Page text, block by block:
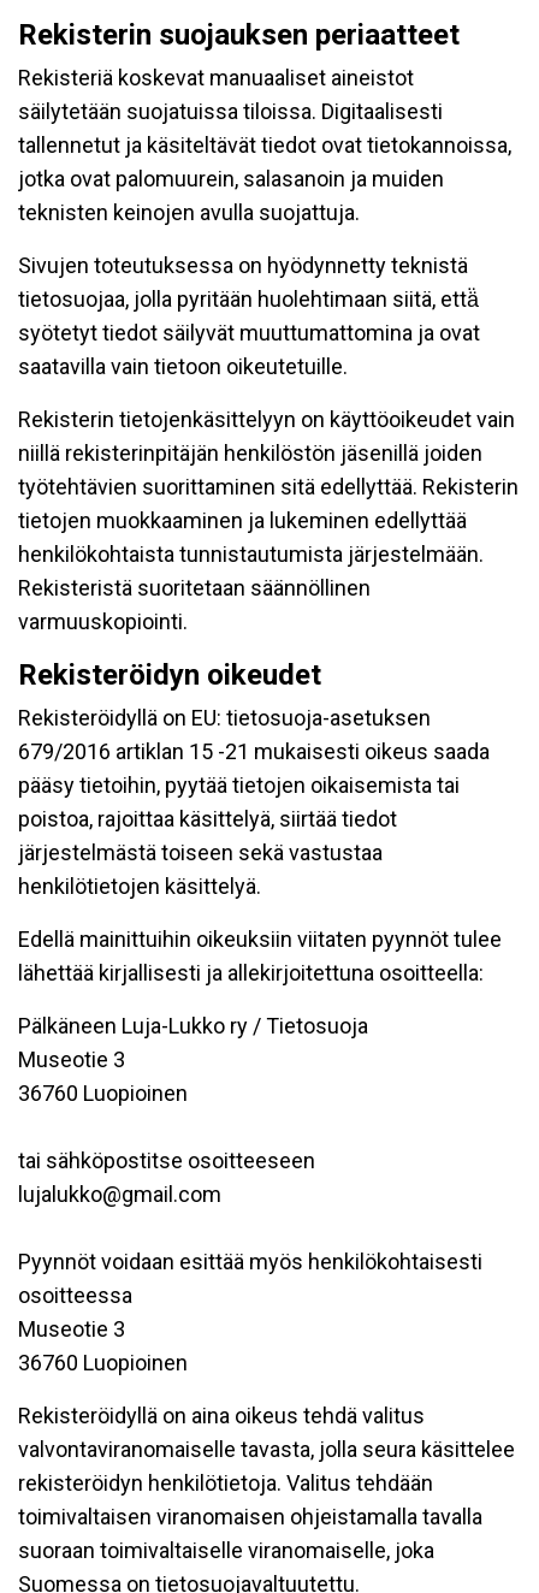
Rekisterin suojauksen periaatteet
Rekisteriä koskevat manuaaliset aineistot
säilytetään suojatuissa tiloissa. Digitaalisesti
tallennetut ja käsiteltävät tiedot ovat tietokannoissa,
jotka ovat palomuurein, salasanoin ja muiden
teknisten keinojen avulla suojattuja.
Sivujen toteutuksessa on hyödynnetty teknistä
tietosuojaa, jolla pyritään huolehtimaan siitä, että̈
syötetyt tiedot säilyvät muuttumattomina ja ovat
saatavilla vain tietoon oikeutetuille.
Rekisterin tietojenkäsittelyyn on käyttöoikeudet vain
niillä rekisterinpitäjän henkilöstön jäsenillä joiden
työtehtävien suorittaminen sitä edellyttää. Rekisterin
tietojen muokkaaminen ja lukeminen edellyttää
henkilökohtaista tunnistautumista järjestelmään.
Rekisteristä suoritetaan säännöllinen
varmuuskopiointi.
Rekisteröidyn oikeudet
Rekisteröidyllä on EU: tietosuoja-asetuksen
679/2016 artiklan 15 -21 mukaisesti oikeus saada
pääsy tietoihin, pyytää tietojen oikaisemista tai
poistoa, rajoittaa käsittelyä, siirtää tiedot
järjestelmästä toiseen sekä vastustaa
henkilötietojen käsittelyä.
Edellä mainittuihin oikeuksiin viitaten pyynnöt tulee
lähettää kirjallisesti ja allekirjoitettuna osoitteella:
Pälkäneen Luja-Lukko ry / Tietosuoja
Museotie 3
36760 Luopioinen
tai sähköpostitse osoitteeseen
lujalukko@gmail.com
Pyynnöt voidaan esittää myös henkilökohtaisesti
osoitteessa
Museotie 3
36760 Luopioinen
Rekisteröidyllä on aina oikeus tehdä valitus
valvontaviranomaiselle tavasta, jolla seura käsittelee
rekisteröidyn henkilötietoja. Valitus tehdään
toimivaltaisen viranomaisen ohjeistamalla tavalla
suoraan toimivaltaiselle viranomaiselle, joka
Suomessa on tietosuojavaltuutettu.